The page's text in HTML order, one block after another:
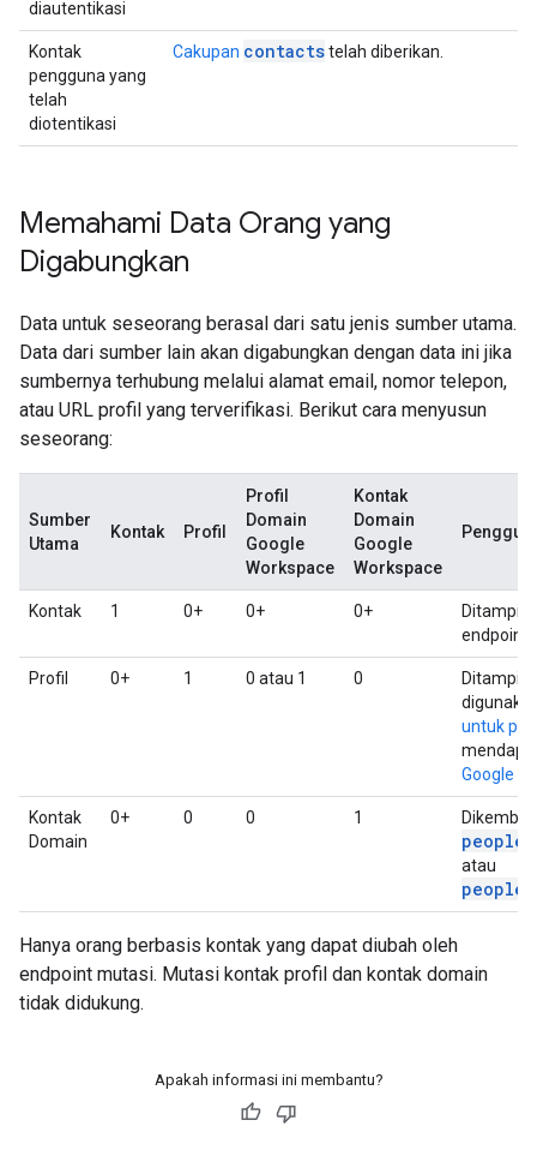
diautentikasi
Kontak
pengguna yang
telah
diotentikasi
Cakupan contactstelah diberikan.
Memahami Data Orang yang
Digabungkan
Data untuk seseorang berasal dari satu jenis sumber utama.
Data dari sumber lain akan digabungkan dengan data ini jika
sumbernya terhubung melalui alamat email, nomor telepon,
atau URL profil yang terverifikasi. Berikut cara menyusun
seseorang:
Sumber
Utama
Kontak Profil
Profil
Domain
Google
Workspace
Kontak
Domain
Google
Workspace
Kontak 1 0+ 0+ 0+
endpoint
Profil 0+ 1 0 atau 1 0
untuk
Google
Kontak
Domain
0+ 0 0 1
atau
Hanya orang berbasis kontak yang dapat diubah oleh
endpoint mutasi. Mutasi kontak profil dan kontak domain
tidak didukung.
Apakah informasi ini membantu?